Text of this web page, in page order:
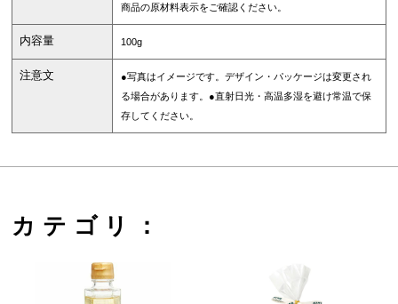
商品の原材料表示をご確認ください。
内容量 100g
注意文
●写真はイメージです。デザイン・パッケージは変更され
る場合があります。●直射日光・高温多湿を避け常温で保
存してください。
カテゴリ：